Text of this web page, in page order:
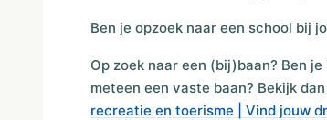
Ben je opzoek naar een school bij
Op zoek naar een (bij)baan? Ben
meteen een vaste baan? Bekijk
recreatie en toerisme | Vind jouw